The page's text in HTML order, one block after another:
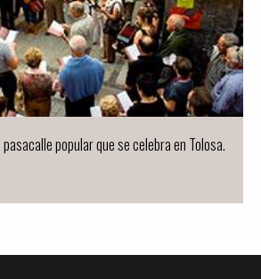
popular que se celebra en Tolosa.